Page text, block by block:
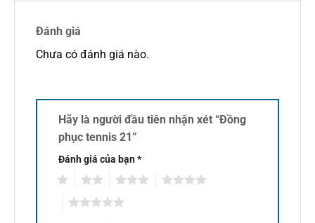
Đánh giá
Chưa có đánh giá nào.
Hãy là người đầu tiên nhận xét “Đồng
phục tennis 21”
Đánh giá của bạn*